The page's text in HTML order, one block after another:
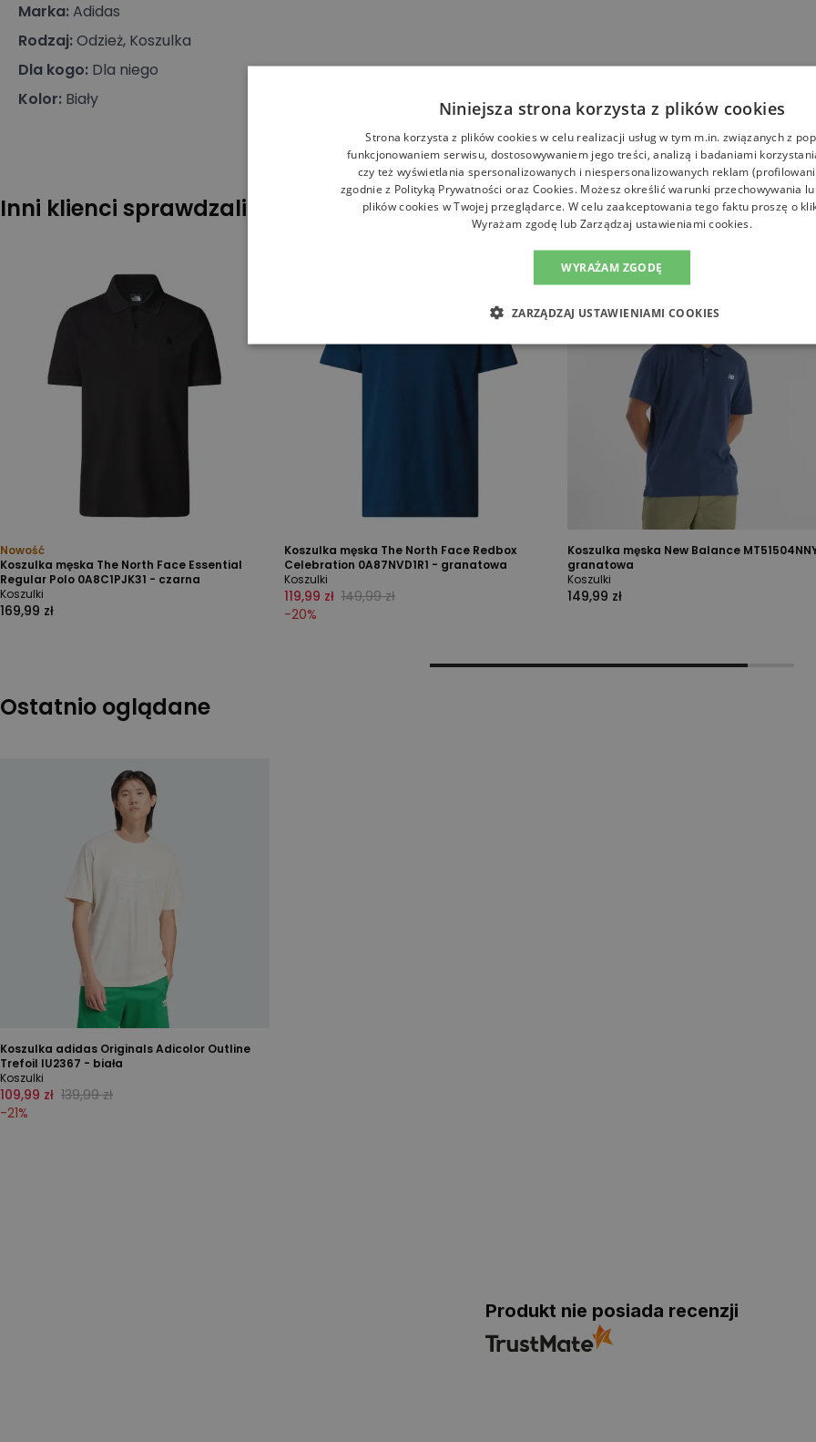
Marka:Adidas
Rodzaj:Odzież, Koszulka
Dla kogo: Dla niego
Kolor: Biały
Inni klienci sprawdzali również
Nowość
Koszulka męska The North Face Essential
Regular Polo 0A8C1PJK31 - czarna
Koszulki
169,99 zł
Koszulka męska The North Face Redbox
Celebration 0A87NVD1R1 - granatowa
Koszulki
119,99 zł 149,99 zł
-20%
Koszulka męska New Balance
granatowa
Koszulki
149,99 zł
Ostatnio oglądane
Koszulka adidas Originals Adicolor Outline
Trefoil IU2367 - biała
Koszulki
109,99 zł 139,99 zł
-21%
Produkt nie posiada recenzji
Niniejsza strona korzysta z plików cookies
Strona korzysta z plików cookies w celu realizacji usług w tym m.in. związanych z
funkcjonowaniem serwisu, dostosowywaniem jego treści, analizą i badaniami
czy też wyświetlania spersonalizowanych i niespersonalizowanych reklam
zgodnie z Polityką Prywatności oraz Cookies. Możesz określić warunki przechowywania
plików cookies w Twojej przeglądarce. W celu zaakceptowania tego faktu proszę o
Wyrażam zgodę lub Zarządzaj ustawieniami cookies.
WYRAŻAM ZGODĘ
ZARZĄDZAJ USTAWIENIAMI COOKIES